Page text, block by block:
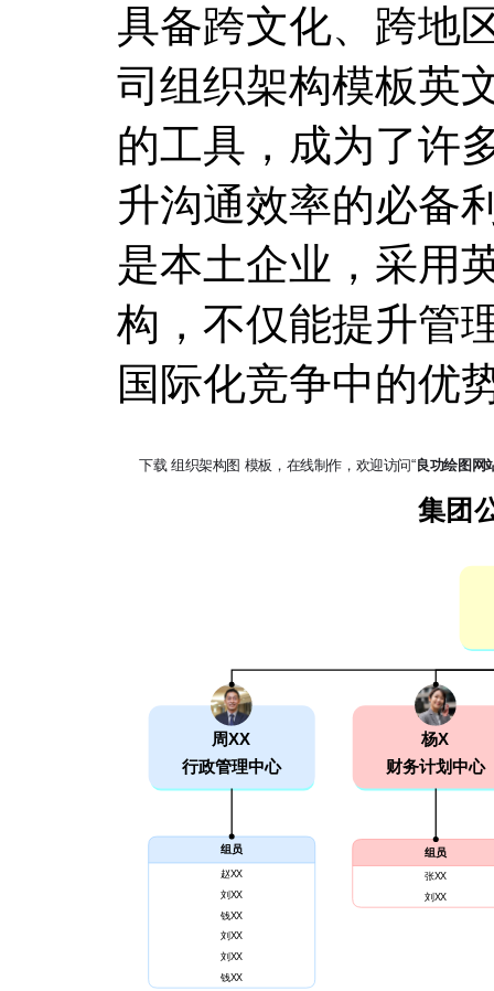
具备跨文化、跨地
司组织架构模板英
的工具，成为了许
升沟通效率的必备
是本土企业，采用
构，不仅能提升管
国际化竞争中的优